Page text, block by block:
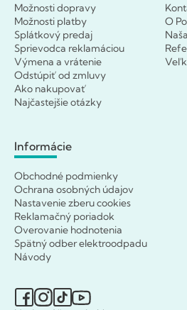
Možnosti dopravy
Možnosti platby
Splátkový predaj
Sprievodca reklamáciou
Výmena a vrátenie
Odstúpiť od zmluvy
Ako nakupovať
Najčastejšie otázky
O
Informácie
Obchodné podmienky
Ochrana osobných údajov
Nastavenie zberu cookies
Reklamačný poriadok
Overovanie hodnotenia
Spätný odber elektroodpadu
Návody